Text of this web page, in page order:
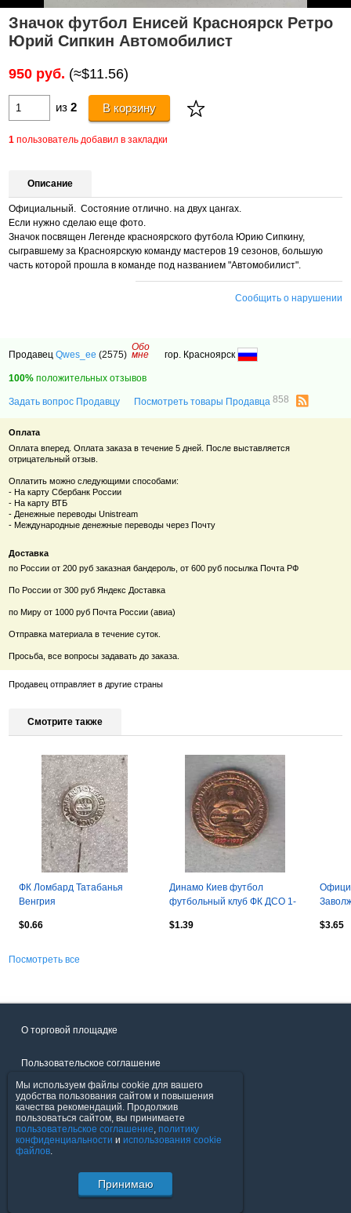
Значок футбол Енисей Красноярск Ретро
Юрий Сипкин Автомобилист
950 руб. (≈$11.56)
из 2 В корзину
1 пользователь добавил в закладки
Описание
Официальный. Состояние отлично. на двух цангах.
Если нужно сделаю еще фото.
Значок посвящен Легенде красноярского футбола Юрию Сипкину,
сыгравшему за Красноярскую команду мастеров 19 сезонов, большую
часть которой прошла в команде под названием "Автомобилист".
Сообщить о нарушении
ПродавецQwes_ee (2575)
Обо
мне гор. Красноярск
100% положительных отзывов
Задать вопрос Продавцу Посмотреть товары Продавца858
Оплата
Оплата вперед. Оплата заказа в течение 5 дней. После выставляется
отрицательный отзыв.
Оплатить можно следующими способами:
- На карту Сбербанк России
- На карту ВТБ
- Денежные переводы Unistream
- Международные денежные переводы через Почту
Доставка
по России от 200 руб заказная бандероль, от 600 руб посылка Почта РФ
По России от 300 руб Яндекс Доставка
по Миру от 1000 руб Почта России (авиа)
Отправка материала в течение суток.
Просьба, все вопросы задавать до заказа.
Продавец отправляет в другие страны
Смотрите также
ФК Ломбард Татабанья
Венгрия
$0.66
Динамо Киев футбол
футбольный клуб ФК ДСО 1-
$1.39
$3.65
Посмотреть все
О торговой площадке
Пользовательское соглашение
Политика конфиденциальности
Продавцы
© FavoritMarket.com
Мы используем файлы cookie для вашего
удобства пользования сайтом и повышения
качества рекомендаций. Продолжив
пользоваться сайтом, вы принимаете
пользовательское соглашение, политику
конфиденциальности и использования cookie
файлов.
Принимаю